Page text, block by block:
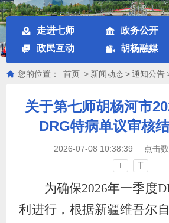
走进七师 政务公开
政民互动
胡杨融媒
您的位置： 首页 > 新闻动态>通知公告
关于第七师胡杨河市
DRG特病单议审核
2026-07-08 10:38:39 点击数
T T
为确保2026年一季度
利进行，根据新疆维吾尔